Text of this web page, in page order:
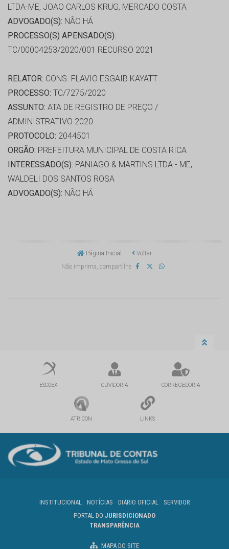
LTDA-ME, JOAO CARLOS KRUG, MERCADO COSTA
ADVOGADO(S): NÃO HÁ
PROCESSO(S) APENSADO(S):
TC/00004253/2020/001 RECURSO 2021
RELATOR: CONS. FLAVIO ESGAIB KAYATT
PROCESSO: TC/7275/2020
ASSUNTO: ATA DE REGISTRO DE PREÇO /
ADMINISTRATIVO 2020
PROTOCOLO: 2044501
ORGÃO: PREFEITURA MUNICIPAL DE COSTA RICA
INTERESSADO(S): PANIAGO & MARTINS LTDA - ME,
WALDELI DOS SANTOS ROSA
ADVOGADO(S): NÃO HÁ
Página Inicial
Voltar
Não imprima, compartilhe
ESCOEX OUVIDORIA CORREGEDORIA
ATRICON LINKS
INSTITUCIONAL NOTÍCIAS DIÁRIO OFICIAL
SERVIDOR
PORTAL DO JURISDICIONADO
TRANSPARÊNCIA
MAPA DO SITE